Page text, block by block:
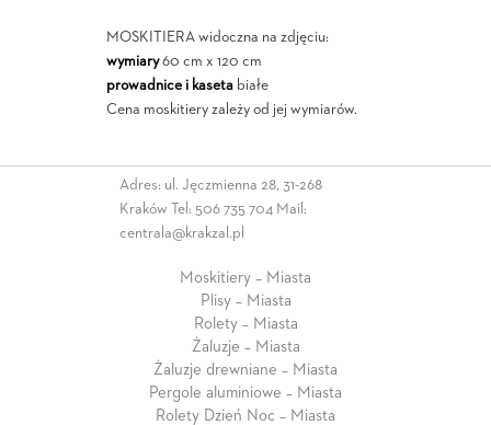
MOSKITIERA widoczna na zdjęciu:
wymiary60 cm x 120 cm
prowadnice i kasetabiałe
Cena moskitiery zależy od jej wymiarów.
Adres: ul. Jęczmienna 28, 31-268
Kraków Tel: 506 735 704 Mail:
centrala@krakzal.pl
Moskitiery – Miasta
Plisy – Miasta
Rolety – Miasta
Żaluzje – Miasta
Żaluzje drewniane – Miasta
Pergole aluminiowe – Miasta
Rolety Dzień Noc – Miasta